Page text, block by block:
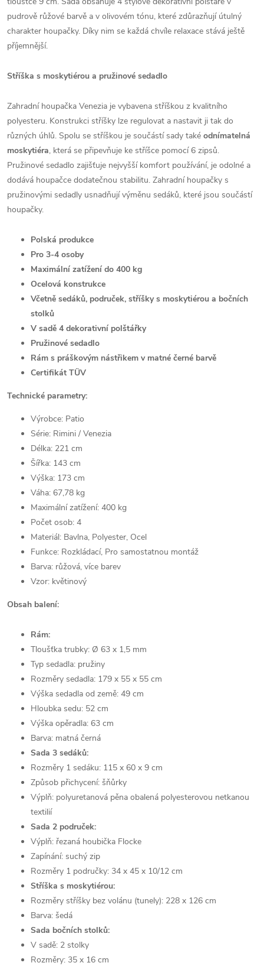
pudrově růžové barvě a v olivovém tónu, které zdůrazňují útulný
charakter houpačky. Díky nim se každá chvíle relaxace stává ještě
příjemnější.
Stříška s moskytiérou a pružinové sedadlo
Zahradní houpačka Venezia je vybavena stříškou z kvalitního
polyesteru. Konstrukci stříšky lze regulovat a nastavit ji tak do
různých úhlů. Spolu se stříškou je součástí sady také odnímatelná
moskytiéra, která se připevňuje ke stříšce pomocí 6 zipsů.
Pružinové sedadlo zajišťuje nejvyšší komfort používání, je odolné a
dodává houpačce dodatečnou stabilitu. Zahradní houpačky s
pružinovými sedadly usnadňují výměnu sedáků, které jsou součástí
houpačky.
Polská produkce
Pro 3-4 osoby
Maximální zatížení do 400 kg
Ocelová konstrukce
Včetně sedáků, područek, stříšky s moskytiérou a bočních
stolků
V sadě 4 dekorativní polštářky
Pružinové sedadlo
Rám s práškovým nástřikem v matné černé barvě
Certifikát TÜV
Technické parametry:
Výrobce: Patio
Série: Rimini / Venezia
Délka: 221 cm
Šířka: 143 cm
Výška: 173 cm
Váha: 67,78 kg
Maximální zatížení: 400 kg
Počet osob: 4
Materiál: Bavlna, Polyester, Ocel
Funkce: Rozkládací, Pro samostatnou montáž
Barva: růžová, více barev
Vzor: květinový
Obsah balení:
Rám:
Tloušťka trubky: Ø 63 x 1,5 mm
Typ sedadla: pružiny
Rozměry sedadla: 179 x 55 x 55 cm
Výška sedadla od země: 49 cm
Hloubka sedu: 52 cm
Výška opěradla: 63 cm
Barva: matná černá
Sada 3 sedáků:
Rozměry 1 sedáku: 115 x 60 x 9 cm
Způsob přichycení: šňůrky
Výplň: polyuretanová pěna obalená polyesterovou netkanou
textilií
Sada 2 područek:
Výplň: řezaná houbička Flocke
Zapínání: suchý zip
Rozměry 1 područky: 34 x 45 x 10/12 cm
Stříška s moskytiérou:
Rozměry stříšky bez volánu (tunely): 228 x 126 cm
Barva: šedá
Sada bočních stolků:
V sadě: 2 stolky
Rozměry: 35 x 16 cm